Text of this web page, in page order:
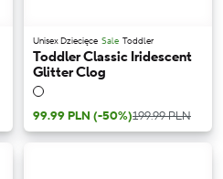
Unisex Dziecięce Sale Toddler
Toddler Classic Iridescent
Glitter Clog
99.99 PLN (-50%)199.99 PLN